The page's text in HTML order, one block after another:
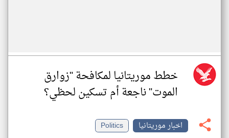
خطط موريتانيا لمكافحة "زوارق
الموت" ناجعة أم تسكين لحظي؟
اخبار موريتانيا
Politics